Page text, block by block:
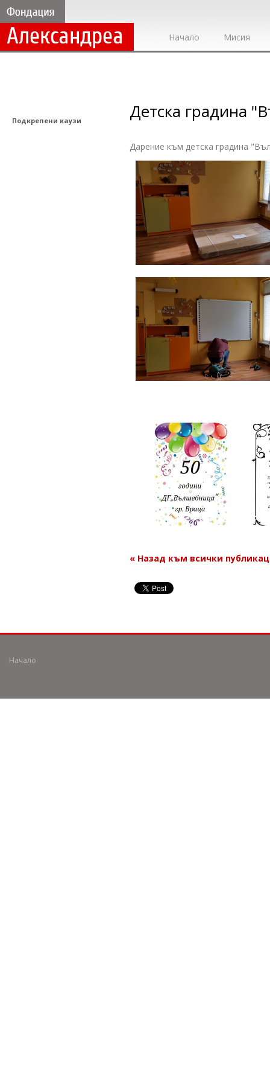
Начало Мисия
Подкрепени каузи Детска градина
Дарение към детска градина
« Назад към всички
Начало